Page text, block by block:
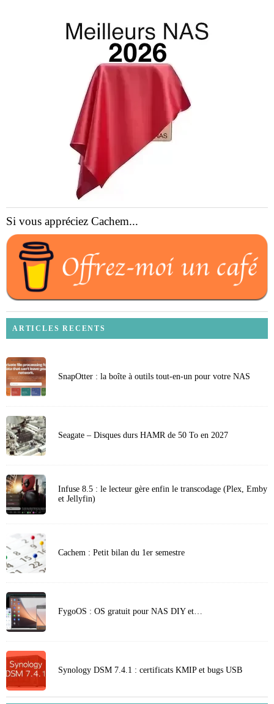
Si vous appréciez Cachem...
ARTICLES RECENTS
SnapOtter : la boîte à outils tout-en-un pour votre NAS
Seagate – Disques durs HAMR de 50 To en 2027
Infuse 8.5 : le lecteur gère enfin le transcodage (Plex, Emby
et Jellyfin)
Cachem : Petit bilan du 1er semestre
FygoOS : OS gratuit pour NAS DIY et…
Synology DSM 7.4.1 : certificats KMIP et bugs USB